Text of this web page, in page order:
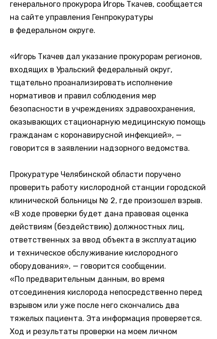
генерального прокурора Игорь Ткачев, сообщается
на сайте управления Генпрокуратуры
в федеральном округе.
«Игорь Ткачев дал указание прокурорам регионов,
входящих в Уральский федеральный округ,
тщательно проанализировать исполнение
нормативов и правил соблюдения мер
безопасности в учреждениях здравоохранения,
оказывающих стационарную медицинскую помощь
гражданам с коронавирусной инфекцией», —
говорится в заявлении надзорного ведомства.
Прокуратуре Челябинской области поручено
проверить работу кислородной станции городской
клинической больницы № 2, где произошел взрыв.
«В ходе проверки будет дана правовая оценка
действиям (бездействию) должностных лиц,
ответственных за ввод объекта в эксплуатацию
и техническое обслуживание кислородного
оборудования», — говорится сообщении.
«По предварительным данным, во время
отсоединения кислорода непосредственно перед
взрывом или уже после него скончались два
тяжелых пациента. Эта информация проверяется.
Ход и результаты проверки на моем личном